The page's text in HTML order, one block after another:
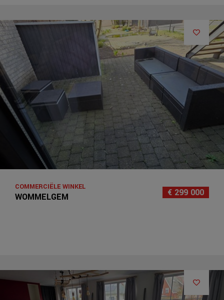
€ 299 000
WOMMELGEM
COMMERCIËLE WINKEL